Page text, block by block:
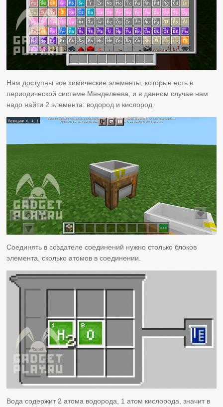
Нам доступны все химические элементы, которые есть в
периодической системе Менделеева, и в данном случае нам
надо найти 2 элемента: водород и кислород.
Соединять в создателе соединений нужно столько блоков
элемента, сколько атомов в соединении.
Вода содержит 2 атома водорода, 1 атом кислорода, значит в